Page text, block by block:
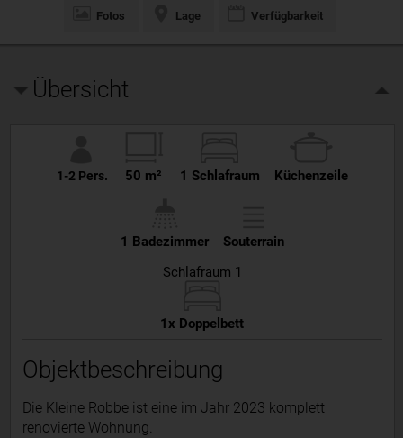
Fotos Lage Verfügbarkeit
Übersicht
1-2 Pers. 50 m² 1 Schlafraum Küchenzeile
1 Badezimmer
Souterrain
Schlafraum 1
1x Doppelbett
Objektbeschreibung
Die Kleine Robbe ist eine im Jahr 2023 komplett
renovierte Wohnung.